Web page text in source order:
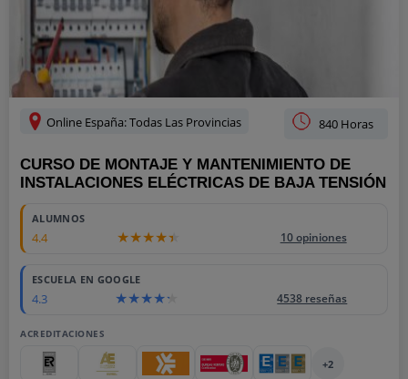
Online España: Todas Las Provincias 840 Horas
CURSO DE MONTAJE Y MANTENIMIENTO DE
INSTALACIONES ELÉCTRICAS DE BAJA TENSIÓN
ALUMNOS
4.4 10 opiniones
ESCUELA EN GOOGLE
4.3 4538 reseñas
ACREDITACIONES
+2